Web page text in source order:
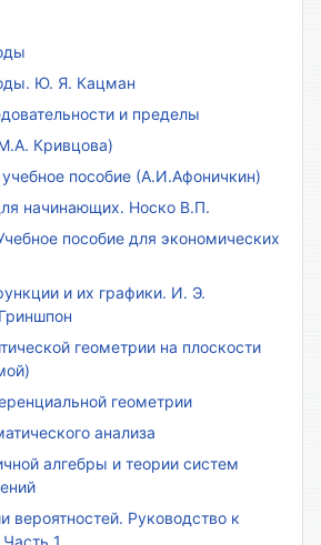
Ю. Я. Кацман
и пределы
Кривцова)
пособие (А.И.Афоничкин)
начинающих. Носко В.П.
пособие для экономических
и их графики. И. Э.
геометрии на плоскости
геометрии
анализа
алгебры и теории систем
вероятностей. Руководство к
1.